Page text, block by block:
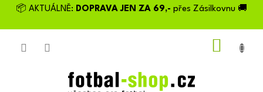
Přejít📦 AKTUÁLNĚ: DOPRAVA JEN ZA 69,- přes Zásilkovnu 🚚